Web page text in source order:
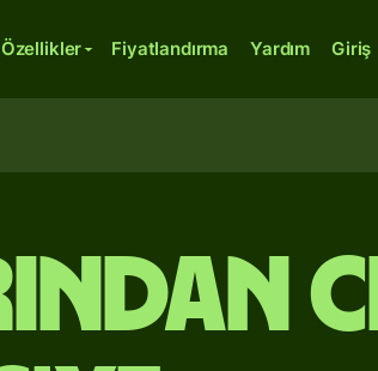
Özellikler Fiyatlandırma Yardım Giriş